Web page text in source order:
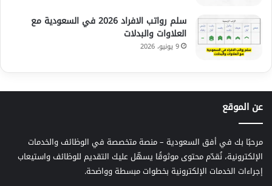
سلم رواتب الافراد 2026 في السعودية مع
العلاوات والبدلات
9 يونيو، 2026
عن الموقع
مرحبًا بك في أفق السعودية – منصة متخصصة في الوظائف والخدمات
الإلكترونية، نُقدّم محتوى موثوقًا يسهّل عليك التقديم للوظائف واستيعاب
إجراءات الخدمات الإلكترونية بخطوات مبسطة وواضحة.